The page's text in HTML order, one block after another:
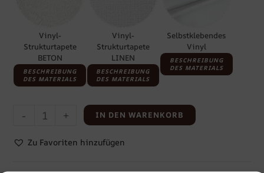
Vinyl-
Strukturtapete
BETON
BESCHREIBUNG
DES MATERIALS
Vinyl-
Strukturtapete
LINEN
BESCHREIBUNG
DES MATERIALS
Selbstklebendes
Vinyl
BESCHREIBUNG
DES MATERIALS
- + IN DEN WARENKORB
Zu Favoriten hinzufügen